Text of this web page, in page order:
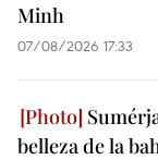
Minh
07/08/2026 17:33
belleza de la